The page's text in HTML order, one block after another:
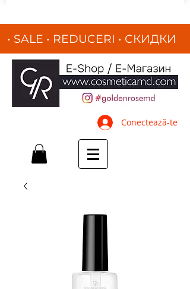
• SALE • REDUCERI • СКИДКИ
•
Conectează-te